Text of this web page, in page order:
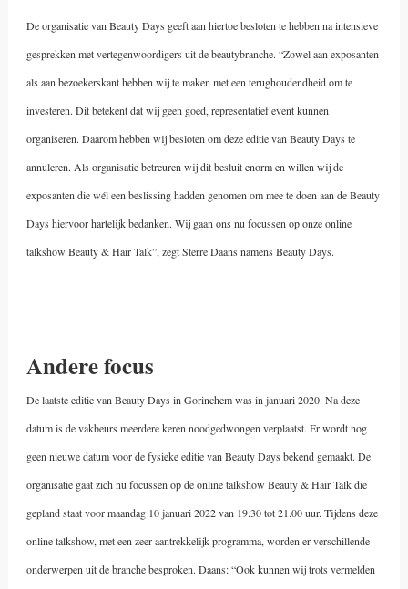
De organisatie van Beauty Days geeft aan hiertoe besloten te hebben na intensieve
gesprekken met vertegenwoordigers uit de beautybranche. “Zowel aan exposanten
als aan bezoekerskant hebben wij te maken met een terughoudendheid om te
investeren. Dit betekent dat wij geen goed, representatief event kunnen
organiseren. Daarom hebben wij besloten om deze editie van Beauty Days te
annuleren. Als organisatie betreuren wij dit besluit enorm en willen wij de
exposanten die wél een beslissing hadden genomen om mee te doen aan de Beauty
Days hiervoor hartelijk bedanken. Wij gaan ons nu focussen op onze online
talkshow Beauty & Hair Talk”, zegt Sterre Daans namens Beauty Days.
Andere focus
De laatste editie van Beauty Days in Gorinchem was in januari 2020. Na deze
datum is de vakbeurs meerdere keren noodgedwongen verplaatst. Er wordt nog
geen nieuwe datum voor de fysieke editie van Beauty Days bekend gemaakt. De
organisatie gaat zich nu focussen op de online talkshow Beauty & Hair Talk die
gepland staat voor maandag 10 januari 2022 van 19.30 tot 21.00 uur. Tijdens deze
online talkshow, met een zeer aantrekkelijk programma, worden er verschillende
onderwerpen uit de branche besproken. Daans: “Ook kunnen wij trots vermelden